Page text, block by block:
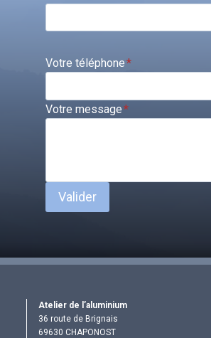
Votre téléphone*
Votre message*
Valider
Atelier de l’aluminium
36 route de Brignais
69630 CHAPONOST